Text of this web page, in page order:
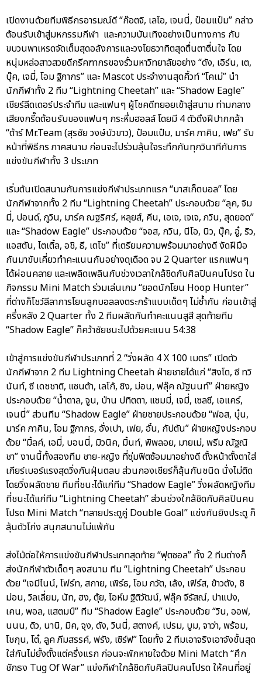
เปิดงานด้วยทีมพิธีกรอารมณ์ดี “ก๊อตจิ, เลโอ, เจนนี่, ป๋อมแป๋ม” กล่าว
ต้อนรับเข้าสู่มหกรรมกีฬา และความบันเทิงอย่างเป็นทางการ กับ
ขบวนพาเหรดจัดเต็มสุดอลังการและวงโยธวาทิตสุดตื่นตาตื่นใจ โดย
หนุ่มหล่อสาวสวยดีกรีคฑากรของรั้วมหาวิทยาลัยอย่าง “ดัง, เอิร์น, เต,
บุ๊ค, เจมี่, โอม ฐิภากร” และ Mascot ประจำงานสุดคิ้วท์ “โคเม่” นำ
นักกีฬาทั้ง 2 ทีม “Lightning Cheetah” และ “Shadow Eagle”
เชียร์ลีดเดอร์ประจำทีม และแฟนๆ ผู้โชคดีทยอยเข้าสู่สนาม ท่ามกลาง
เสียงกรี๊ดต้อนรับของแฟนๆ กระหึ่มฮอลล์ โดยมี 4 ตัวตึงฝีปากกล้า
“ต้าร์ Mr.Team (สุรชัย วงษ์บัวขาว), ป๋อมแป๋ม, มาร์ค ภาคิน, เฟย” รับ
หน้าที่พิธีกร ภาคสนาม ก่อนจะไปร่วมลุ้นใจระทึกกันทุกวินาทีกับการ
แข่งขันกีฬาทั้ง 3 ประเภท
เริ่มต้นเปิดสนามกับการแข่งกีฬาประเภทแรก “บาสเก็ตบอล” โดย
นักกีฬาจากทั้ง 2 ทีม “Lightning Cheetah” ประกอบด้วย “ลุค, จิม
มี่, ปอนด์, ภูวิน, มาร์ค ณฐริศร์, หลุยส์, คีน, เอเจ, เจเจ, ภวิน, สุดยอด”
และ “Shadow Eagle” ประกอบด้วย “จอส, กวิน, นีโอ, นิว, บุ๊ค, อู๋, ริว,
แอสตัน, ไตเติ้ล, อชิ, ธี, เตโช” ที่เตรียมความพร้อมมาอย่างดี งัดฝีมือ
กันมาขับเคี่ยวทำคะแนนกันอย่างดุเดือด จบ 2 Quarter แรกแฟนๆ
ได้ผ่อนคลาย และเพลิดเพลินกับช่วงเวลาใกล้ชิดกับศิลปินคนโปรด ใน
กิจกรรม Mini Match ร่วมเล่นเกม “ยอดนักโยน Hoop Hunter”
ที่ต่างก็โชว์ลีลาการโยนลูกบอลลงตระกร้าแบบเด็ดๆ ไม่ซ้ำกัน ก่อนเข้าสู่
ครึ่งหลัง 2 Quarter ทั้ง 2 ทีมผลัดกันทำคะแนนสูสี สุดท้ายทีม
“Shadow Eagle” ก็คว้าชัยชนะไปด้วยคะแนน 54:38
เข้าสู่การแข่งขันกีฬาประเภทที่ 2 “วิ่งผลัด 4 X 100 เมตร” เปิดตัว
นักกีฬาจาก 2 ทีม Lightning Cheetah ฝ่ายชายได้แก่ “สิงโต, ซี ทวิ
นันท์, ซี เดชชาติ, แซนต้า, เลโก้, ซิง, ม่อน, ฟลุ๊ค ณัฐนนท์” ฝ่ายหญิง
ประกอบด้วย “น้ำตาล, จูน, ป่าน ปทิตตา, แซมมี่, เจมี่, เซลซี, เอแคร์,
เจนนี่” ส่วนทีม “Shadow Eagle” ฝ่ายชายประกอบด้วย “ฟอส, บุ๋น,
มาร์ค ภาคิน, โอม ฐิภากร, อั่งเปา, เฟย, อั๋น, กัปตัน” ฝ่ายหญิงประกอบ
ด้วย “มิ้ลค์, เอมี่, บอนนี่, มิวนิค, มิ้นท์, พิพลอย, มายเม่, พรีม ณัฐณิ
ชา” งานนี้ทั้งสองทีม ชาย-หญิง ที่ซุ่มฟิตซ้อมมาอย่างดี ตั้งหน้าตั้งตาใส่
เกียร์เบอร์แรงสุดวิ่งกันฝุ่นตลบ ส่วนกองเชียร์ก็ลุ้นกันชนิด นั่งไม่ติด
โดยวิ่งผลัดชาย ทีมที่ชนะได้แก่ทีม “Shadow Eagle” วิ่งผลัดหญิงทีม
ที่ชนะได้แก่ทีม “Lightning Cheetah” ส่วนช่วงใกล้ชิดกับศิลปินคน
โปรด Mini Match “ทลายประตูคู่ Double Goal” แข่งกันยิงประตู ก็
ลุ้นตัวโก่ง สนุกสนานไม่แพ้กัน
ส่งไม้ต่อให้การแข่งขันกีฬาประเภทสุดท้าย “ฟุตซอล” ทั้ง 2 ทีมต่างก็
ส่งนักกีฬาตัวเด็ดๆ ลงสนาม ทีม “Lightning Cheetah” ประกอบ
ด้วย “เจมีไนน์, โฟร์ท, สกาย, เพิร์ธ, โอม ภวัต, เล้ง, เฟิร์ส, ข้าวตัง, ชิ
ม่อน, วิลเลี่ยม, นัท, ฮง, ตุ้ย, โอห์ม ฐิติวัฒน์, ฟลุ๊ค จีรัสณ์, ปาแปง,
เคน, พอล, แสตมป์” ทีม “Shadow Eagle” ประกอบด้วย “วิน, ออฟ,
นนน, ดิว, นานิ, มิค, จุง, ดัง, วินนี่, สตางค์, เปรม, บูม, จาว่า, พร้อม,
โชกุน, โต๋, ลูค ภีมสรรค์, ฟรัง, เซิร์ฟ” โดยทั้ง 2 ทีมเอาจริงเอาจังขั้นสุด
ใส่กันไม่ยั้งตั้งแต่ครึ่งแรก ก่อนจะพักหายใจด้วย Mini Match “ศึก
ชักธง Tug Of War” แข่งกีฬาใกล้ชิดกับศิลปินคนโปรด ให้คนที่อยู่